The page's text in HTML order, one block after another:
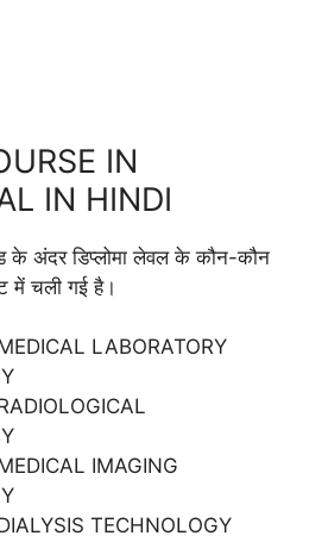
IN
IN HINDI
के अंदर डिप्लोमा लेवल के कौन-कौन
में चली गई है।
LABORATORY
IMAGING
TECHNOLOGY